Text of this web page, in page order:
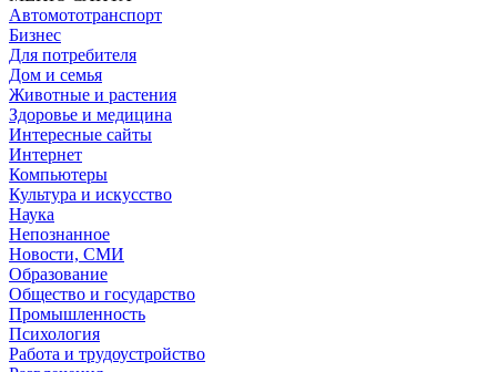
Автомототранспорт
Бизнес
Для потребителя
Дом и семья
Животные и растения
Здоровье и медицина
Интересные сайты
Интернет
Компьютеры
Культура и искусство
Наука
Непознанное
Новости, СМИ
Образование
Общество и государство
Промышленность
Психология
Работа и трудоустройство